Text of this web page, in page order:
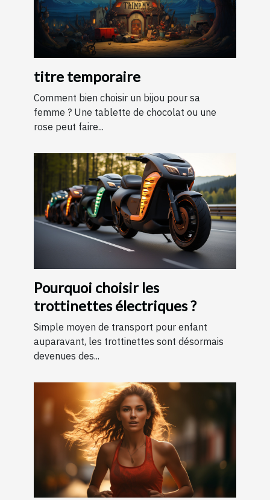
titre temporaire
Comment bien choisir un bijou pour sa
femme ? Une tablette de chocolat ou une
rose peut faire...
Pourquoi choisir les
trottinettes électriques ?
Simple moyen de transport pour enfant
auparavant, les trottinettes sont désormais
devenues des...